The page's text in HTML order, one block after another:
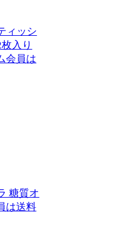
ィッシ
入り
会員は
糖質オ
は送料